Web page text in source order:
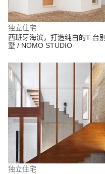
独立住宅
西班牙海滨，打造纯白的T 台别
墅 / NOMO STUDIO
独立住宅